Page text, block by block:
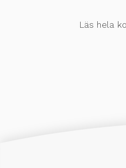
Läs hela